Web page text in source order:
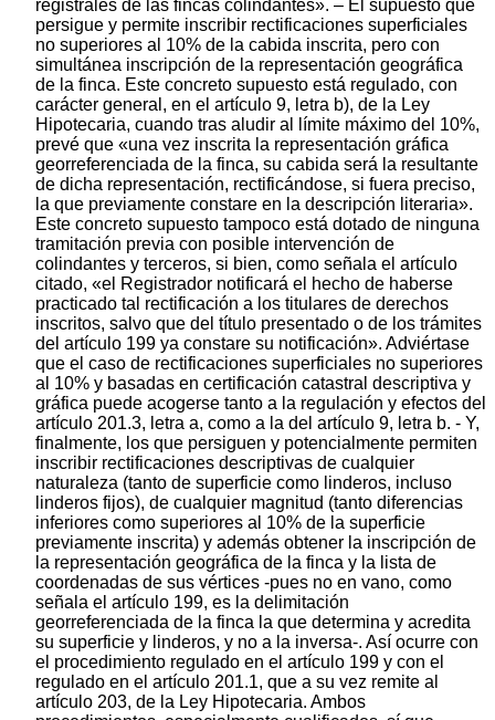
registrales de las fincas colindantes». – El supuesto que
persigue y permite inscribir rectificaciones superficiales
no superiores al 10% de la cabida inscrita, pero con
simultánea inscripción de la representación geográfica
de la finca. Este concreto supuesto está regulado, con
carácter general, en el artículo 9, letra b), de la Ley
Hipotecaria, cuando tras aludir al límite máximo del 10%,
prevé que «una vez inscrita la representación gráfica
georreferenciada de la finca, su cabida será la resultante
de dicha representación, rectificándose, si fuera preciso,
la que previamente constare en la descripción literaria».
Este concreto supuesto tampoco está dotado de ninguna
tramitación previa con posible intervención de
colindantes y terceros, si bien, como señala el artículo
citado, «el Registrador notificará el hecho de haberse
practicado tal rectificación a los titulares de derechos
inscritos, salvo que del título presentado o de los trámites
del artículo 199 ya constare su notificación». Adviértase
que el caso de rectificaciones superficiales no superiores
al 10% y basadas en certificación catastral descriptiva y
gráfica puede acogerse tanto a la regulación y efectos del
artículo 201.3, letra a, como a la del artículo 9, letra b. - Y,
finalmente, los que persiguen y potencialmente permiten
inscribir rectificaciones descriptivas de cualquier
naturaleza (tanto de superficie como linderos, incluso
linderos fijos), de cualquier magnitud (tanto diferencias
inferiores como superiores al 10% de la superficie
previamente inscrita) y además obtener la inscripción de
la representación geográfica de la finca y la lista de
coordenadas de sus vértices -pues no en vano, como
señala el artículo 199, es la delimitación
georreferenciada de la finca la que determina y acredita
su superficie y linderos, y no a la inversa-. Así ocurre con
el procedimiento regulado en el artículo 199 y con el
regulado en el artículo 201.1, que a su vez remite al
artículo 203, de la Ley Hipotecaria. Ambos